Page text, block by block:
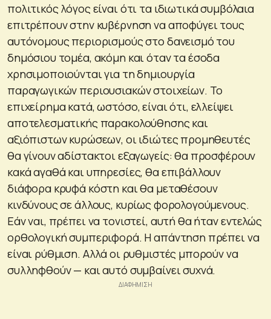
πολιτικός λόγος είναι ότι τα ιδιωτικά συμβόλαια
επιτρέπουν στην κυβέρνηση να αποφύγει τους
αυτόνομους περιορισμούς στο δανεισμό του
δημόσιου τομέα, ακόμη και όταν τα έσοδα
χρησιμοποιούνται για τη δημιουργία
παραγωγικών περιουσιακών στοιχείων. Το
επιχείρημα κατά, ωστόσο, είναι ότι, ελλείψει
αποτελεσματικής παρακολούθησης και
αξιόπιστων κυρώσεων, οι ιδιώτες προμηθευτές
θα γίνουν αδίστακτοι εξαγωγείς: θα προσφέρουν
κακά αγαθά και υπηρεσίες, θα επιβάλλουν
διάφορα κρυφά κόστη και θα μεταθέσουν
κινδύνους σε άλλους, κυρίως φορολογούμενους.
Εάν ναι, πρέπει να τονιστεί, αυτή θα ήταν εντελώς
ορθολογική συμπεριφορά. Η απάντηση πρέπει να
είναι ρύθμιση. Αλλά οι ρυθμιστές μπορούν να
συλληφθούν — και αυτό συμβαίνει συχνά.